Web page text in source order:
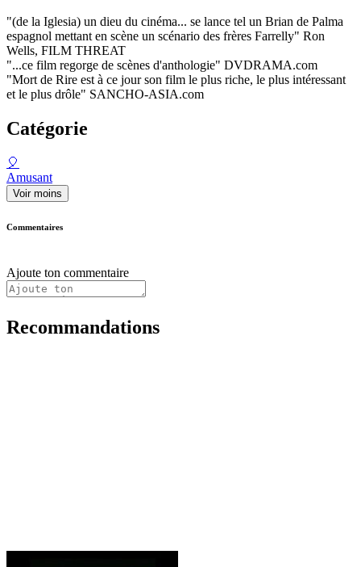
"(de la Iglesia) un dieu du cinéma... se lance tel un Brian de Palma
espagnol mettant en scène un scénario des frères Farrelly" Ron
Wells, FILM THREAT
"...ce film regorge de scènes d'anthologie" DVDRAMA.com
"Mort de Rire est à ce jour son film le plus riche, le plus intéressant
et le plus drôle" SANCHO-ASIA.com
Catégorie
🎈
Amusant
Voir moins
Commentaires
Ajoute ton commentaire
Recommandations